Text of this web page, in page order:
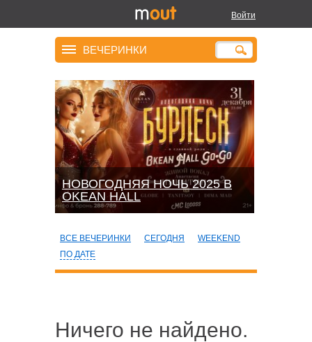
Войти
ВЕЧЕРИНКИ
НОВОГОДНЯЯ НОЧЬ 2025 В
OKEАN HALL
ВСЕ ВЕЧЕРИНКИ СЕГОДНЯ
WEEKEND
ПО ДАТЕ
Ничего не найдено.